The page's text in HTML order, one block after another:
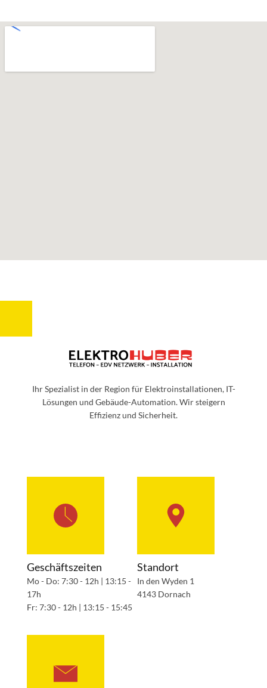
Ihr Spezialist in der Region für Elektroinstallationen, IT-
Lösungen und Gebäude-Automation. Wir steigern
Effizienz und Sicherheit.
Geschäftszeiten
Mo - Do: 7:30 - 12h | 13:15 -
17h
Fr: 7:30 - 12h | 13:15 - 15:45
Standort
In den Wyden 1
4143 Dornach